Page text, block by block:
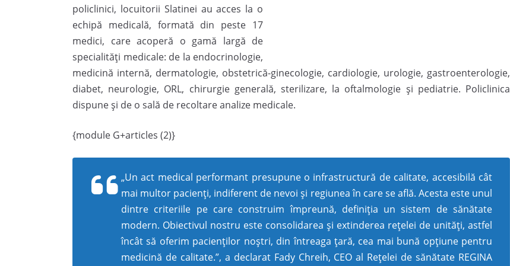
policlinici, locuitorii Slatinei au acces la o
echipă medicală, formată din peste 17
medici, care acoperă o gamă largă de
specialități medicale: de la endocrinologie,
medicină internă, dermatologie, obstetrică-ginecologie, cardiologie, urologie, gastroenterologie,
diabet, neurologie, ORL, chirurgie generală, sterilizare, la oftalmologie și pediatrie. Policlinica
dispune și de o sală de recoltare analize medicale.
{module G+articles (2)}
„Un act medical performant presupune o infrastructură de calitate, accesibilă cât
mai multor pacienți, indiferent de nevoi și regiunea în care se află. Acesta este unul
dintre criteriile pe care construim împreună, definiția un sistem de sănătate
modern. Obiectivul nostru este consolidarea și extinderea rețelei de unități, astfel
încât să oferim pacienților noștri, din întreaga țară, cea mai bună opțiune pentru
medicină de calitate.”, a declarat Fady Chreih, CEO al Rețelei de sănătate REGINA